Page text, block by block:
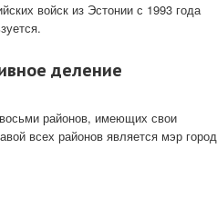
войск из Эстонии с 1993 года
деление
районов, имеющих свои
всех районов является мэр